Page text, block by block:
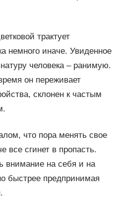
трактует
немного иначе. Увиденное
человека – ранимую.
он переживает
склонен к частым
что пора менять свое
все сгинет в пропасть.
внимание на себя и на
быстрее предпринимая